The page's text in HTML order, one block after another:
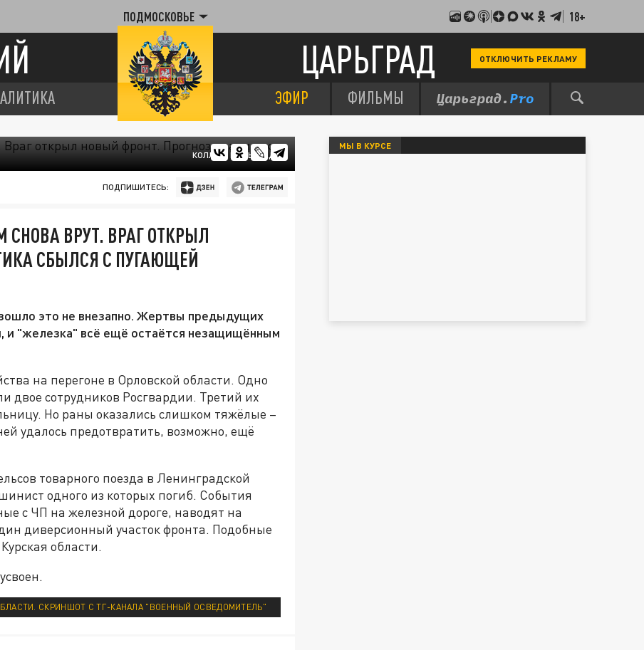
ПОДМОСКОВЬЕ 18+
ЦАРЬГРАД ОТКЛЮЧИТЬ РЕКЛАМУ
ЭФИР ФИЛЬМЫ
КОЛЛАЖ ЦАРЬГРАДА
ПОДПИШИТЕСЬ:
ВРУТ. ВРАГ ОТКРЫЛ
СБЫЛСЯ С ПУГАЮЩЕЙ
это не внезапно. Жертвы предыдущих
и "железка" всё ещё остаётся незащищённым
на перегоне в Орловской области. Одно
двое сотрудников Росгвардии. Третий их
Но раны оказались слишком тяжёлые –
удалось предотвратить, возможно, ещё
товарного поезда в Ленинградской
одного из которых погиб. События
с ЧП на железной дороге, наводят на
диверсионный участок фронта. Подобные
области.
СКРИНШОТ С ТГ-КАНАЛА "ВОЕННЫЙ ОСВЕДОМИТЕЛЬ"
МЫ В КУРСЕ